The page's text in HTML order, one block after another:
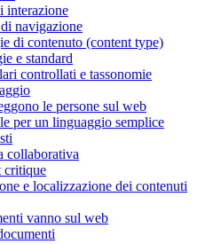
interazione
navigazione
di contenuto (content type)
e standard
controllati e tassonomie
le persone sul web
per un linguaggio semplice
collaborativa
critique
e localizzazione dei contenuti
vanno sul web